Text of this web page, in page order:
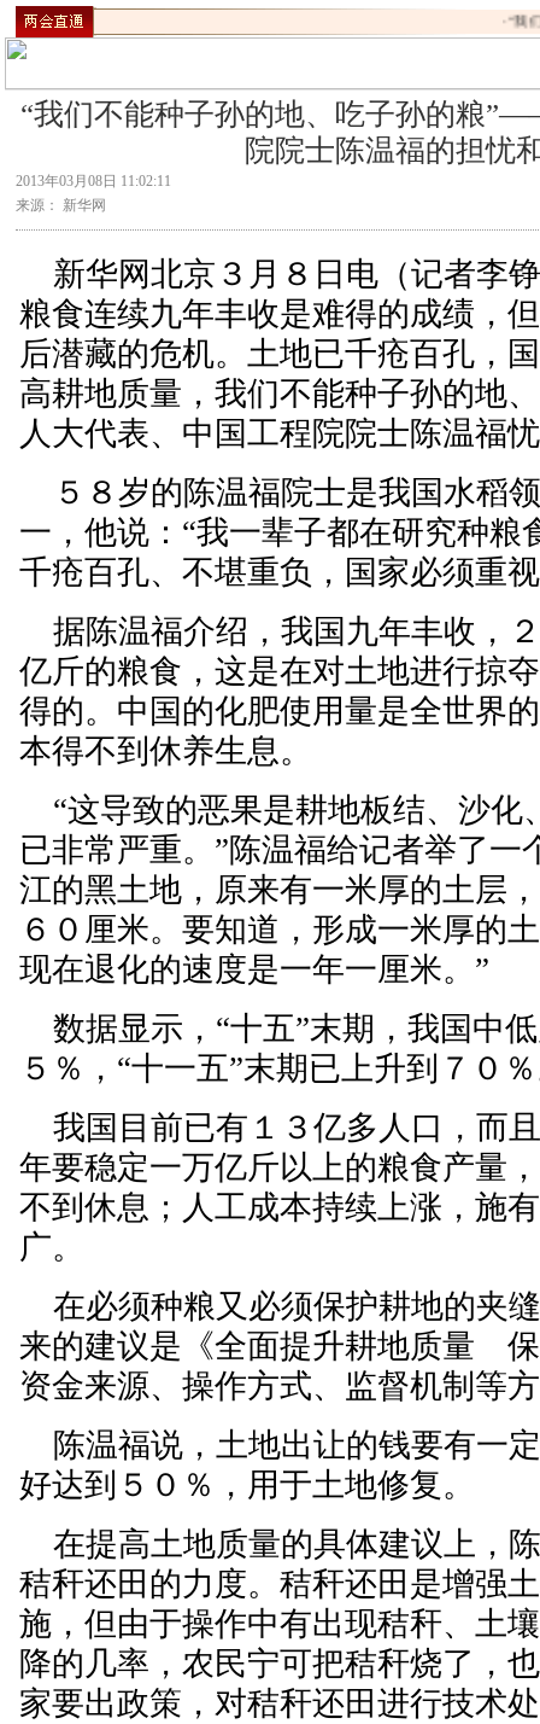
“我
“我们不能种子孙的地、吃子孙的粮
院院士陈温福的担忧
2013年03月08日 11:02:11
来源： 新华网
新华网北京３月８日电（记者李
粮食连续九年丰收是难得的成绩，
后潜藏的危机。土地已千疮百孔，
高耕地质量，我们不能种子孙的地
人大代表、中国工程院院士陈温福
５８岁的陈温福院士是我国水稻
一，他说：“我一辈子都在研究种粮
千疮百孔、不堪重负，国家必须重
据陈温福介绍，我国九年丰收，
亿斤的粮食，这是在对土地进行掠
得的。中国的化肥使用量是全世界
本得不到休养生息。
“这导致的恶果是耕地板结、沙化
已非常严重。”陈温福给记者举了一
江的黑土地，原来有一米厚的土层
６０厘米。要知道，形成一米厚的
现在退化的速度是一年一厘米。”
数据显示，“十五”末期，我国中
５％，“十一五”末期已上升到７０
我国目前已有１３亿多人口，而
年要稳定一万亿斤以上的粮食产量
不到休息；人工成本持续上涨，施
广。
在必须种粮又必须保护耕地的夹
来的建议是《全面提升耕地质量
资金来源、操作方式、监督机制等
陈温福说，土地出让的钱要有一
好达到５０％，用于土地修复。
在提高土地质量的具体建议上，
秸秆还田的力度。秸秆还田是增强
施，但由于操作中有出现秸秆、土
降的几率，农民宁可把秸秆烧了，
家要出政策，对秸秆还田进行技术